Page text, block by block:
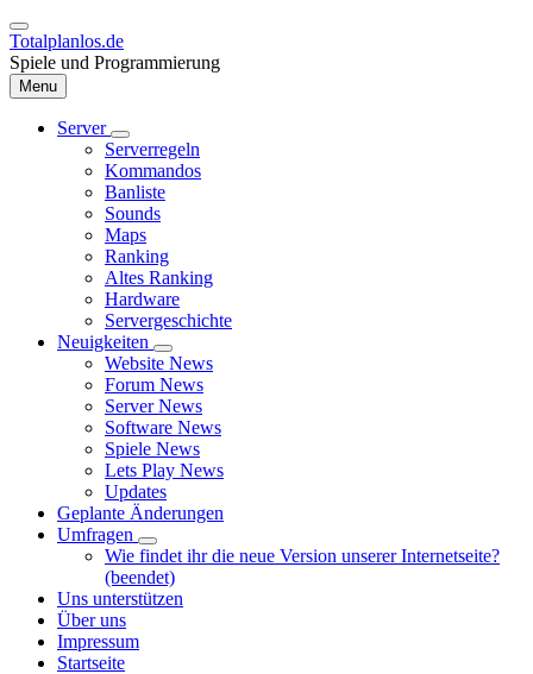
Direkt
zum
Inhalt
Totalplanlos.de
Spiele und Programmierung
Menu
Hauptnavigation
Server
Unternavigation
von
Server
Serverregeln
Kommandos
Banliste
Sounds
Maps
Ranking
Altes Ranking
Hardware
Servergeschichte
Neuigkeiten
Unternavigation
von
Neuigkeiten
Website News
Forum News
Server News
Software News
Spiele News
Lets Play News
Updates
Geplante Änderungen
Umfragen
Unternavigation
von
Umfragen
Wie findet ihr die neue Version unserer Internetseite?
(beendet)
Uns unterstützen
Über uns
Impressum
Startseite